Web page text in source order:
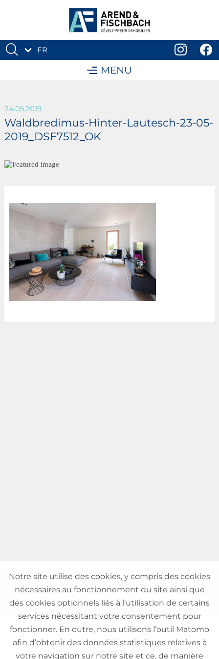
FR
MENU
24.05.2019
Waldbredimus-Hinter-Lautesch-23-05-
2019_DSF7512_OK
VENTE
Maisons
Notre site utilise des cookies, y compris des cookies
nécessaires au fonctionnement du site ainsi que
des cookies optionnels liés à l’utilisation de certains
services nécessitant votre consentement pour
fonctionner. En outre, nous utilisons l’outil Matomo
afin d’obtenir des données statistiques relatives à
votre navigation sur notre site et ce, de manière